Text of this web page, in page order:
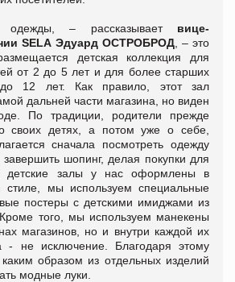
одежды, – рассказывает вице-
SELA Эдуард ОСТРОБРОД, – это
детская коллекция для
от 2 до 5 лет и для более старших
12 лет. Как правило, этот зал
дальней части магазина, но виден
По традиции, родители прежде
о своих детях, а потом уже о себе,
сначала посмотреть одежду
шопинг, делая покупки для
детские залы у нас оформлены в
стиле, мы используем специальные
постеры с детскими имиджами из
того, мы используем манекены
магазинов, но и внутри каждой их
- не исключение. Благодаря этому
каким образом из отдельных изделий
модные луки.